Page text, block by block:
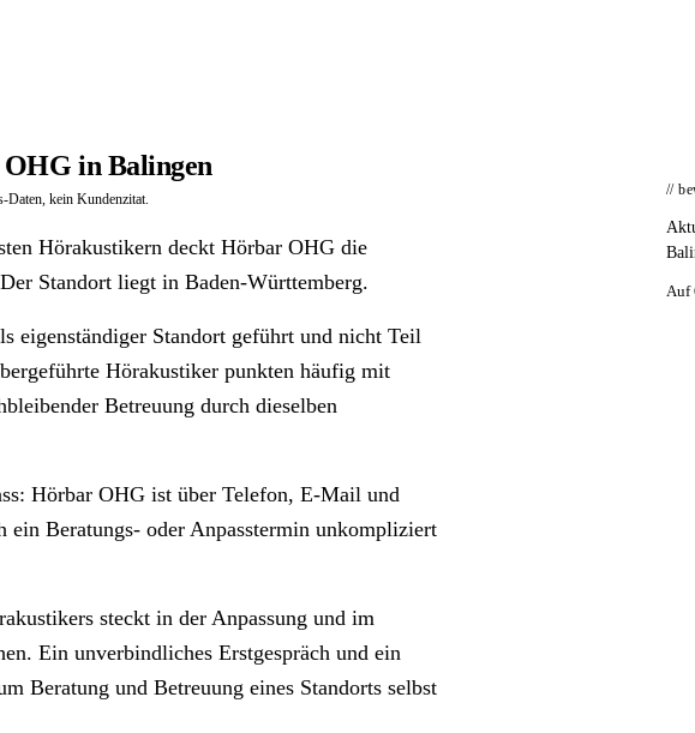
in Balingen
Daten, kein Kundenzitat.
Hörakustikern deckt Hörbar OHG die
Standort liegt in Baden-Württemberg.
eigenständiger Standort geführt und nicht Teil
Hörakustiker punkten häufig mit
Betreuung durch dieselben
Hörbar OHG ist über Telefon, E-Mail und
ein Beratungs- oder Anpasstermin unkompliziert
steckt in der Anpassung und im
Ein unverbindliches Erstgespräch und ein
Beratung und Betreuung eines Standorts selbst
//
Auf